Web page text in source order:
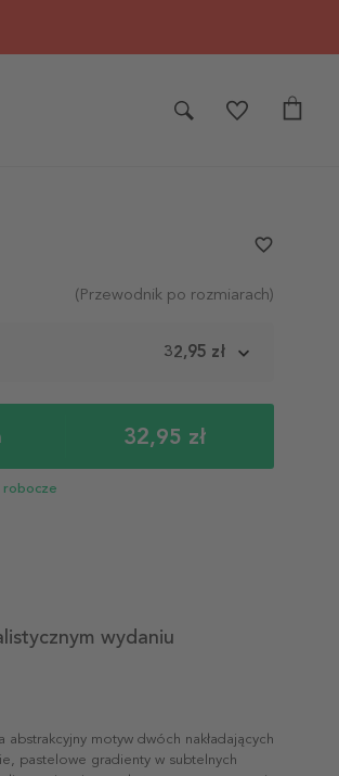
(Przewodnik po rozmiarach)
32,95 zł
32,95 zł
robocze
favorite_border
wydaniu
motyw dwóch nakładających
pastelowe gradienty w subtelnych